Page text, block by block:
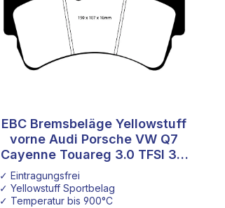
EBC Bremsbeläge Yellowstuff
vorne Audi Porsche VW Q7
Cayenne Touareg 3.0 TFSI 3.6
FSI 4.2
✓ Eintragungsfrei
✓ Yellowstuff Sportbelag
✓ Temperatur bis 900°C